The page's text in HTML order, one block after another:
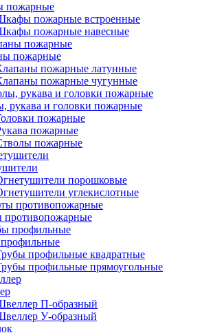
пожарные
пожарные встроенные
пожарные навесные
пожарные
пожарные латунные
пожарные чугунные
рукава и головки пожарные
пожарные
пожарные
пожарные
порошковые
углекислотные
профильные квадратные
профильные прямоугольные
П-образный
У-образный